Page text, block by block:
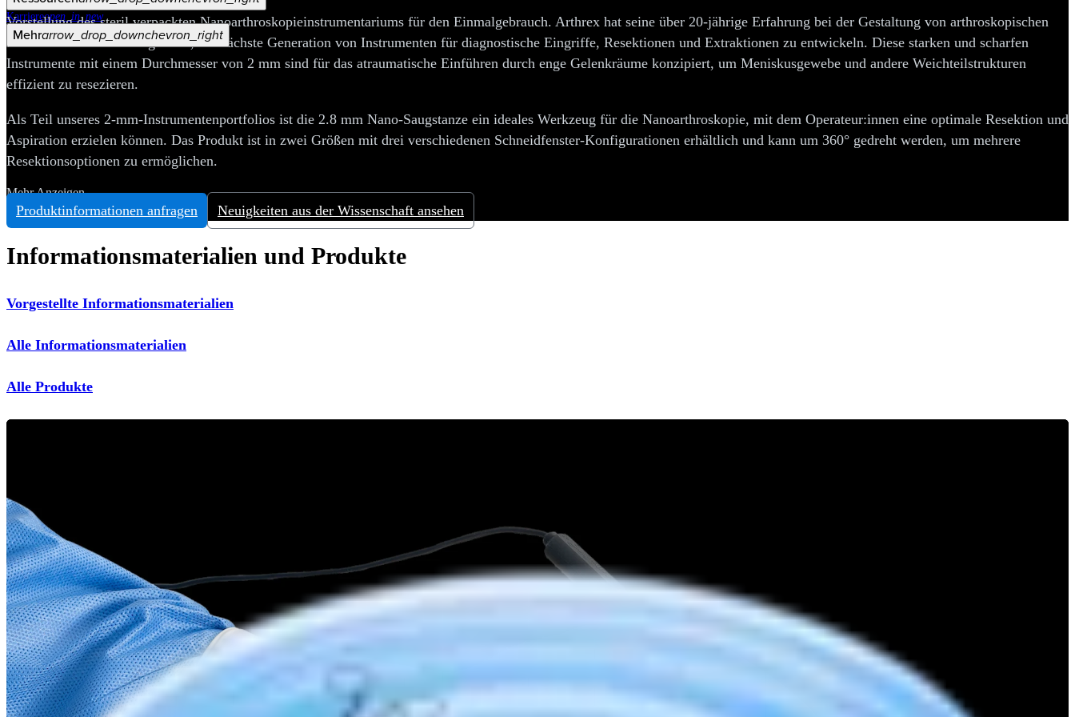
Karriereopen_in_new
Mehrarrow_drop_downchevron_right
Vorstellung des steril verpackten Nanoarthroskopieinstrumentariums für den Einmalgebrauch. Arthrex hat seine über 20-jährige Erfahrung bei der Gestaltung von arthroskopischen
Handinstrumenten dazu genutzt, die nächste Generation von Instrumenten für diagnostische Eingriffe, Resektionen und Extraktionen zu entwickeln. Diese starken und scharfen
Instrumente mit einem Durchmesser von 2 mm sind für das atraumatische Einführen durch enge Gelenkräume konzipiert, um Meniskusgewebe und andere Weichteilstrukturen
effizient zu resezieren.
Als Teil unseres 2-mm-Instrumentenportfolios ist die 2.8 mm Nano-Saugstanze ein ideales Werkzeug für die Nanoarthroskopie, mit dem Operateur:innen eine optimale Resektion und
Aspiration erzielen können. Das Produkt ist in zwei Größen mit drei verschiedenen Schneidfenster-Konfigurationen erhältlich und kann um 360° gedreht werden, um mehrere
Resektionsoptionen zu ermöglichen.
Mehr Anzeigen
Produktinformationen anfragen Neuigkeiten aus der Wissenschaft ansehen
Informationsmaterialien und Produkte
Vorgestellte Informationsmaterialien
Alle Informationsmaterialien
Alle Produkte